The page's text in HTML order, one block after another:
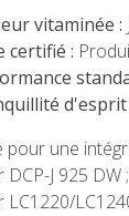
vitaminée :
certifié :
d'esprit
pour une
DCP-J 925
LC1220/